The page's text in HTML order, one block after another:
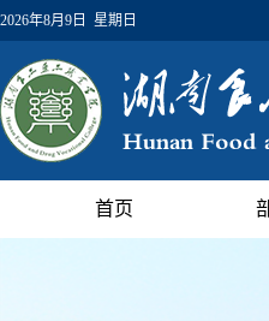
2026年8月9日 星期日
首页